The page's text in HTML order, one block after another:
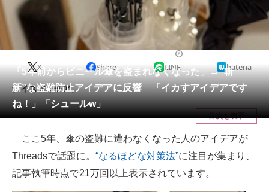
住まい 教育・育児
動物
会員記事
メディア
注目記事を集めた総合ページ
スマホと通信の最新トレンド
「5年前からビニール傘を盗まれなくなった」→“斬
新”な盗難防止アイデアに反響 「イカすアイデアです
ね！」「シュールw」
X Share LINE hatena
ナイスアイデア。
目次を表示
ここ5年、傘の盗難に遭わなくなった人のアイデアが
Threadsで話題に。 “なるほどな対策法”に注目が集まり、
記事執筆時点で21万回以上表示されています。